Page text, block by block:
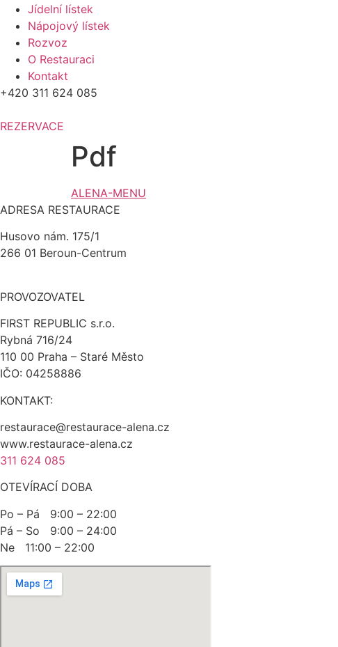
Jídelní lístek
Nápojový lístek
Rozvoz
O Restauraci
Kontakt
+420 311 624 085
REZERVACE
Pdf
ALENA-MENU
ADRESA RESTAURACE
Husovo nám. 175/1
266 01 Beroun-Centrum
PROVOZOVATEL
FIRST REPUBLIC s.r.o.
Rybná 716/24
110 00 Praha – Staré Město
IČO: 04258886
KONTAKT:
restaurace@restaurace-alena.cz
www.restaurace-alena.cz
311 624 085
OTEVÍRACÍ DOBA
Po – Pá 9:00 – 22:00
Pá – So 9:00 – 24:00
Ne 11:00 – 22:00